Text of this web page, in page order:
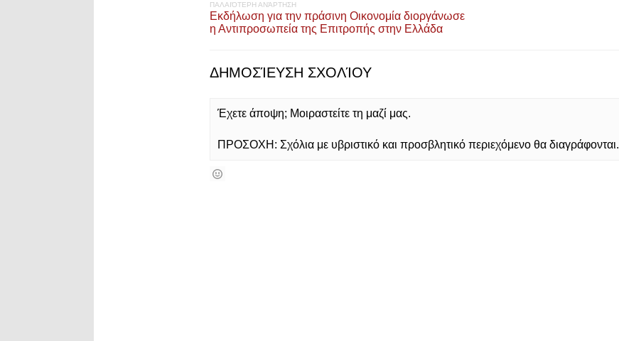
ΠΑΛΑΙΌΤΕΡΗ ΑΝΆΡΤΗΣΗ
Εκδήλωση για την πράσινη Οικονομία διοργάνωσε
η Αντιπροσωπεία της Επιτροπής στην Ελλάδα
ΔΗΜΟΣΊΕΥΣΗ ΣΧΟΛΊΟΥ
Έχετε άποψη; Μοιραστείτε τη μαζί μας.
ΠΡΟΣΟΧΗ: Σχόλια με υβριστικό και προσβλητικό περιεχόμενο θα διαγράφονται.